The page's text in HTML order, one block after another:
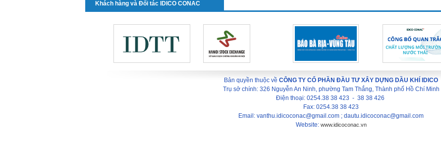
Khách hàng và Đối tác IDICO CONAC
Bản quyền thuộc về CÔNG TY CỔ PHẦN ĐẦU TƯ XÂY DỰNG DẦU KHÍ IDICO
Trụ sở chính: 326 Nguyễn An Ninh, phường Tam Thắng, Thành phố Hồ Chí Minh
Điện thoại: 0254.38 38 423 - 38 38 426
Fax: 0254.38 38 423
Email: vanthu.idicoconac@gmail.com ; dautu.idicoconac@gmail.com
Website: www.idicoconac.vn